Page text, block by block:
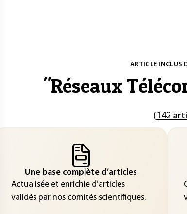
ARTICLE INCLUS
"Réseaux
(142
Une base complète d’articles
Actualisée et enrichie d’articles
validés par nos comités scientifiques.